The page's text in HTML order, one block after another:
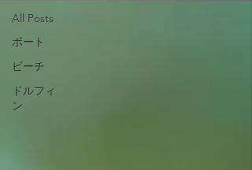
All Posts
ボート
ビーチ
ドルフィ
ン